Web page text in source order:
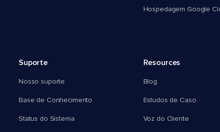
Hospedagem Google
Suporte
Nosso suporte
Base de Conhecimento
Status do Sistema
Resources
Blog
Estudos de Caso
Voz do Cliente